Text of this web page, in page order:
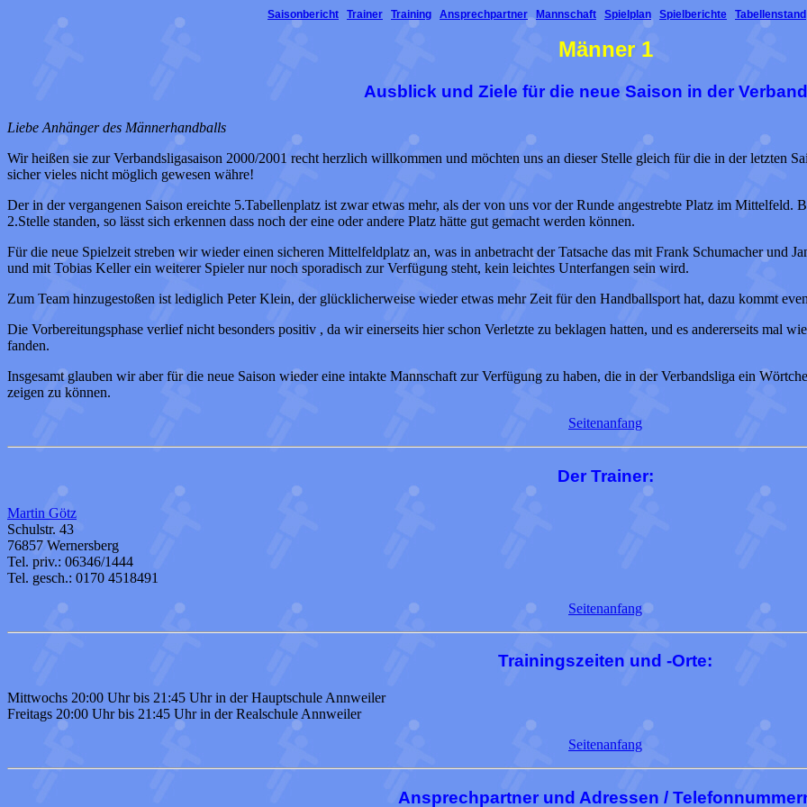
Saisonbericht Trainer Training Ansprechpartner Mannschaft Spielplan Spielberichte Tabellenstand
Männer 1
Ausblick und Ziele für die neue Saison in der
Liebe Anhänger des Männerhandballs
Wir heißen sie zur Verbandsligasaison 2000/2001 recht herzlich willkommen und möchten uns an dieser Stelle gleich für die in der letzten
sicher vieles nicht möglich gewesen währe!
Der in der vergangenen Saison ereichte 5.Tabellenplatz ist zwar etwas mehr, als der von uns vor der Runde angestrebte Platz im Mittelfeld.
2.Stelle standen, so lässt sich erkennen dass noch der eine oder andere Platz hätte gut gemacht werden können.
Für die neue Spielzeit streben wir wieder einen sicheren Mittelfeldplatz an, was in anbetracht der Tatsache das mit Frank Schumacher und
und mit Tobias Keller ein weiterer Spieler nur noch sporadisch zur Verfügung steht, kein leichtes Unterfangen sein wird.
Zum Team hinzugestoßen ist lediglich Peter Klein, der glücklicherweise wieder etwas mehr Zeit für den Handballsport hat, dazu kommt
Die Vorbereitungsphase verlief nicht besonders positiv , da wir einerseits hier schon Verletzte zu beklagen hatten, und es andererseits mal
fanden.
Insgesamt glauben wir aber für die neue Saison wieder eine intakte Mannschaft zur Verfügung zu haben, die in der Verbandsliga ein
zeigen zu können.
Seitenanfang
Der Trainer:
Martin Götz
Schulstr. 43
76857 Wernersberg
Tel. priv.: 06346/1444
Tel. gesch.: 0170 4518491
Seitenanfang
Trainingszeiten und -Orte:
Mittwochs 20:00 Uhr bis 21:45 Uhr in der Hauptschule Annweiler
Freitags 20:00 Uhr bis 21:45 Uhr in der Realschule Annweiler
Seitenanfang
Ansprechpartner und Adressen /